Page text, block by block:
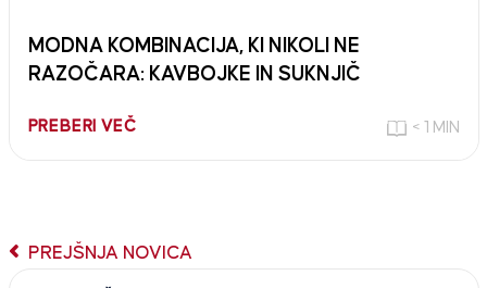
MODNA KOMBINACIJA, KI NIKOLI NE
RAZOČARA: KAVBOJKE IN SUKNJIČ
PREBERI VEČ < 1 MIN
PREJŠNJA NOVICA